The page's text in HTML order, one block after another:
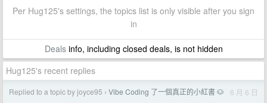
Per Hug125's settings, the topics list is only visible after you sign
in
Dealsinfo, including closed deals, is not hidden
Hug125's recent replies
Replied to a topic by joyce95 › Vibe Coding 了一個真正的小紅書 🐶 6 月 6 日